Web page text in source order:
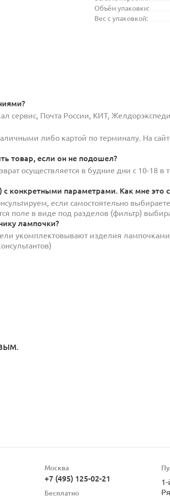
Объём упаковки:
Вес с упаковкой:
сервис, Почта России, КИТ,
либо картой по терминалу. На
товар, если он не подошел?
осуществляется в будние дни с 10-18 в
конкретными параметрами. Как мне это
если самостоятельно
поле в виде под разделов (фильтр)
лампочки?
укомплектовывают изделия
Москва
+7 (495) 125-02-21
Бесплатно